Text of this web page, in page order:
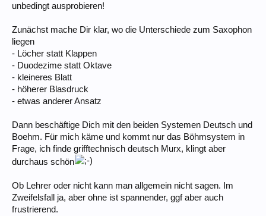
unbedingt ausprobieren!
Zunächst mache Dir klar, wo die Unterschiede zum Saxophon
liegen
- Löcher statt Klappen
- Duodezime statt Oktave
- kleineres Blatt
- höherer Blasdruck
- etwas anderer Ansatz
Dann beschäftige Dich mit den beiden Systemen Deutsch und
Boehm. Für mich käme und kommt nur das Böhmsystem in
Frage, ich finde grifftechnisch deutsch Murx, klingt aber
durchaus schön
Ob Lehrer oder nicht kann man allgemein nicht sagen. Im
Zweifelsfall ja, aber ohne ist spannender, ggf aber auch
frustrierend.